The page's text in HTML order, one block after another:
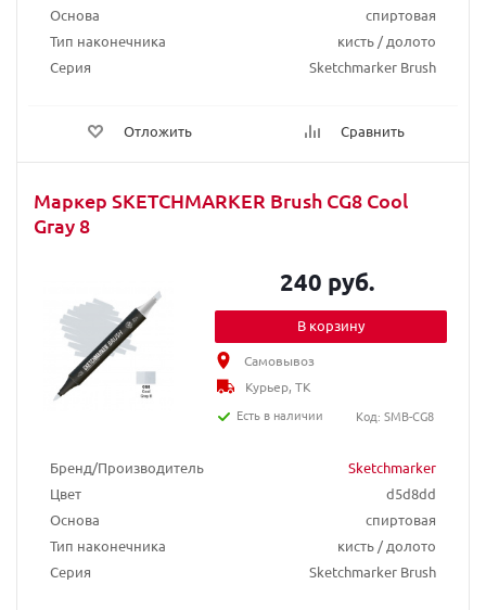
Основа
спиртовая
Тип наконечника
кисть / долото
Серия
Sketchmarker Brush
Отложить Сравнить
Маркер SKETCHMARKER Brush CG8 Cool
Gray 8
Бренд/Производитель
Sketchmarker
Цвет
d5d8dd
Основа
спиртовая
Тип наконечника
кисть / долото
Серия
Sketchmarker Brush
240 руб.
В корзину
Самовывоз
Курьер, ТК
Есть в наличии
Код: SMB-CG8